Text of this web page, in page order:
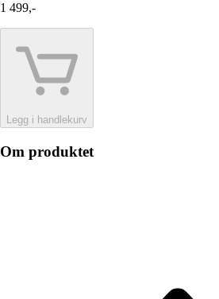
1 499,-
Legg i handlekurv
Om produktet